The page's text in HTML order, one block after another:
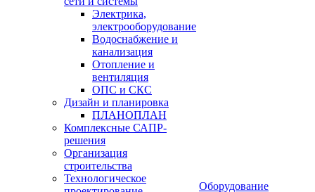
Электрика,
электрооборудование
Водоснабжение и
канализация
Отопление и
вентиляция
ОПС и СКС
Дизайн и планировка
ПЛАНОПЛАН
Комплексные САПР-
решения
Организация
строительства
Технологическое
Оборудование